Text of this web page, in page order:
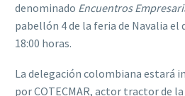
denominado Encuentros
pabellón 4 de la feria de Navalia el
18:00 horas.
La delegación colombiana estará
por COTECMAR, actor tractor de